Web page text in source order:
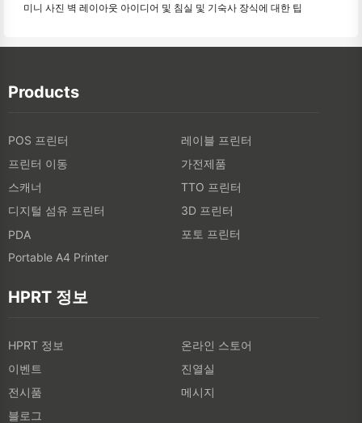
미니 사진 벽 레이아웃 아이디어 및 침실 및 기숙사 장식에 대한 팁
Products
POS 프린터
레이블 프린터
프린터 이동
가전제품
스캐너
TTO 프린터
디지털 섬유 프린터
3D 프린터
PDA
포토 프린터
Portable A4 Printer
HPRT 정보
HPRT 정보
온라인 스토어
이벤트
진열실
전시품
메시지
블로그